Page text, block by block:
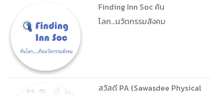
Finding Inn Soc ค้น
โลก...นวัตกรรมสังคม
สวัสดี PA (Sawasdee Physical